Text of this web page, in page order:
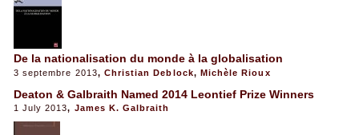
De la nationalisation du monde à la globalisation
3 septembre 2013, Christian Deblock, Michèle Rioux
Deaton & Galbraith Named 2014 Leontief Prize Winners
1 July 2013, James K. Galbraith